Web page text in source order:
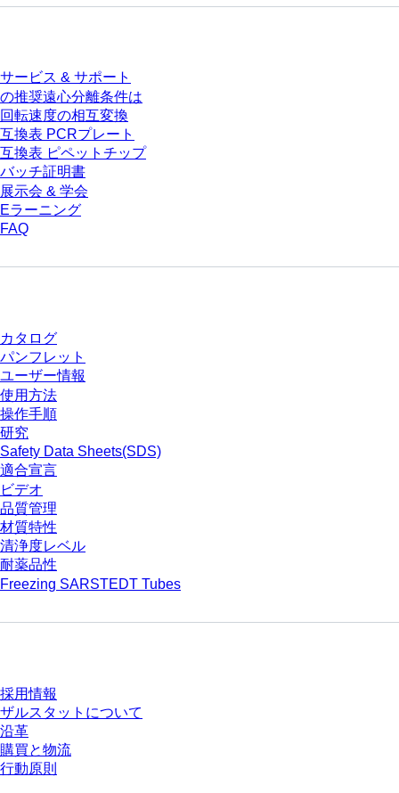
サービス & サポート
の推奨遠心分離条件は
回転速度の相互変換
互換表 PCRプレート
互換表 ピペットチップ
バッチ証明書
展示会 & 学会
Eラーニング
FAQ
カタログ
パンフレット
ユーザー情報
使用方法
操作手順
研究
Safety Data Sheets(SDS)
適合宣言
ビデオ
品質管理
材質特性
清浄度レベル
耐薬品性
Freezing SARSTEDT Tubes
採用情報
ザルスタットについて
沿革
購買と物流
行動原則